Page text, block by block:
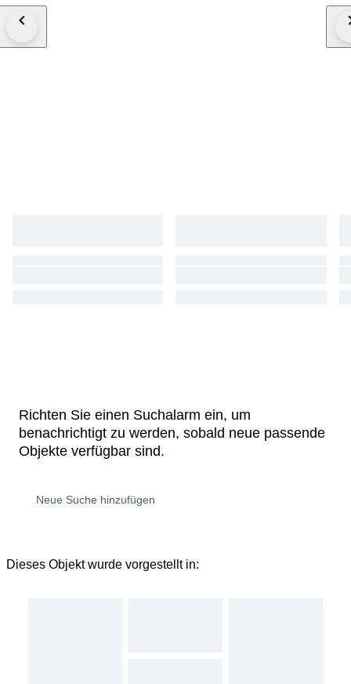
Richten Sie einen Suchalarm ein, um
benachrichtigt zu werden, sobald neue passende
Objekte verfügbar sind.
Dieses Objekt wurde vorgestellt in: